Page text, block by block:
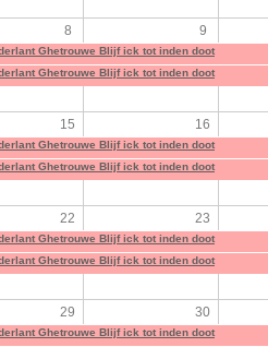
8 9
Ghetrouwe Blijf ick tot inden doot
Ghetrouwe Blijf ick tot inden doot
15 16
Ghetrouwe Blijf ick tot inden doot
Ghetrouwe Blijf ick tot inden doot
22 23
Ghetrouwe Blijf ick tot inden doot
Ghetrouwe Blijf ick tot inden doot
29 30
Ghetrouwe Blijf ick tot inden doot